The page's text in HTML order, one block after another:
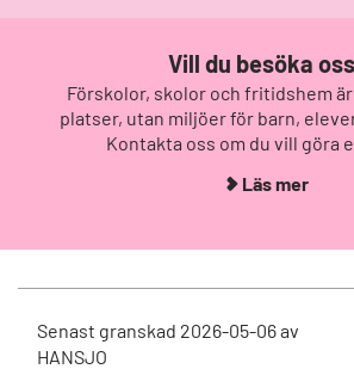
Vill du besöka
Förskolor, skolor och fritidshem
platser, utan miljöer för barn,
Kontakta oss om du vill göra
Läs mer
Senast granskad 2026-05-06av
HANSJO